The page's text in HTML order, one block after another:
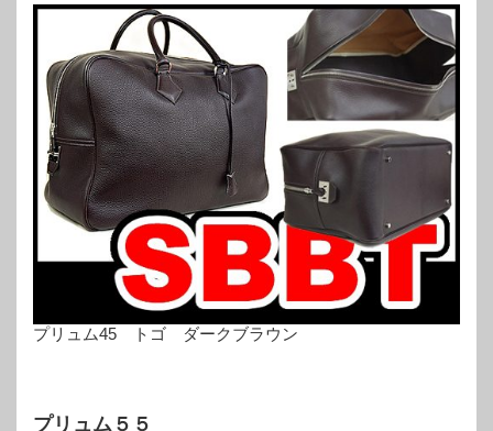
プリュム45 トゴ ダークブラウン
プリュム５５